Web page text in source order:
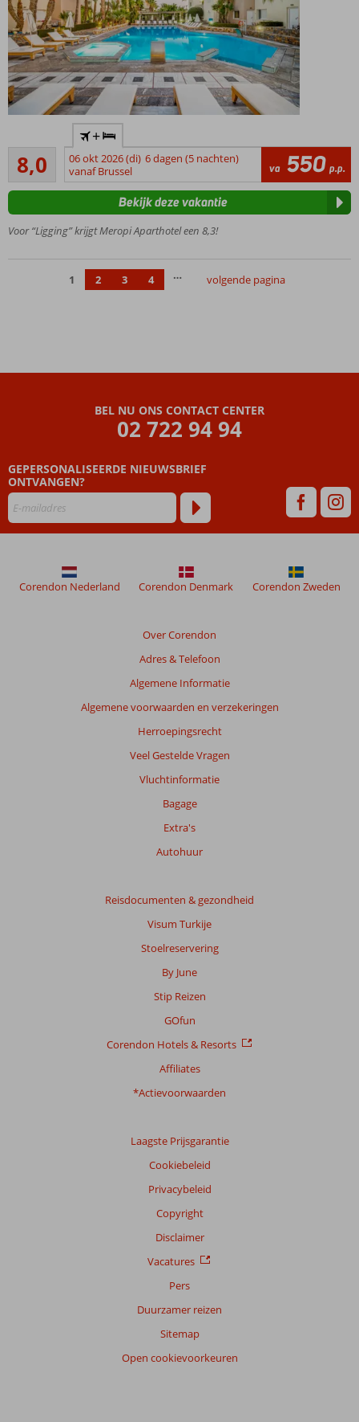
typisch
Griekse
sfeer
Malia
centrum
Comfortabele
8,0
Zeer goed
382
beoordelingen
+
06 okt 2026 (di) 6 dagen (5 nachten)
vanaf Brussel
va 550 p.p.
Voor “Ligging” krijgt Meropi Aparthotel een 8,3!
Bekijk deze vakantie
1 2 3 4 … volgende pagina
BEL NU ONS CONTACT CENTER
02 722 94 94
GEPERSONALISEERDE NIEUWSBRIEF
ONTVANGEN?
Over Corendon
Adres & Telefoon
Algemene Informatie
Algemene voorwaarden en verzekeringen
Herroepingsrecht
Veel Gestelde Vragen
Vluchtinformatie
Bagage
Extra's
Autohuur
Reisdocumenten & gezondheid
Visum Turkije
Stoelreservering
By June
Stip Reizen
GOfun
Corendon Hotels & Resorts
Affiliates
*Actievoorwaarden
Laagste Prijsgarantie
Cookiebeleid
Privacybeleid
Copyright
Disclaimer
Vacatures
Pers
Duurzamer reizen
Sitemap
Open cookievoorkeuren
Corendon Nederland Corendon Denmark Corendon Zweden